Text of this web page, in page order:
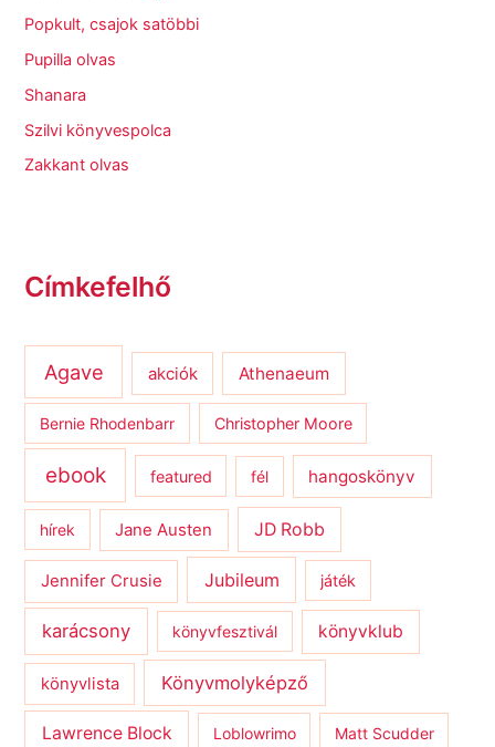
Popkult, csajok satöbbi
Pupilla olvas
Shanara
Szilvi könyvespolca
Zakkant olvas
Címkefelhő
Agave akciók Athenaeum
Bernie Rhodenbarr Christopher Moore
ebook featured fél hangoskönyv
hírek Jane Austen JD Robb
Jennifer Crusie Jubileum játék
karácsony könyvfesztivál könyvklub
könyvlista Könyvmolyképző
Lawrence Block Loblowrimo Matt Scudder